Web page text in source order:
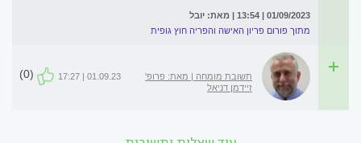
01/09/2023 | 13:54 | מאת: יובל
מתוך פורום פריון האישה והפריה חוץ גופית
תשובת מומחה | מאת: פרופ'
זיידמן דניאל
01.09.23 | 17:27
(0)